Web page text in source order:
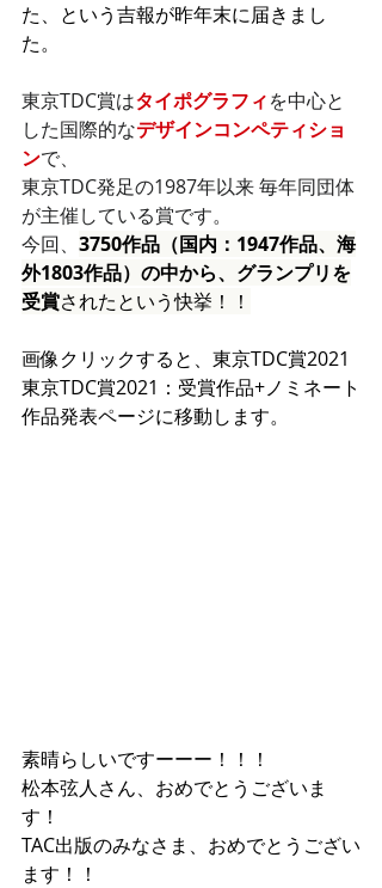
た、という吉報が昨年末に届きまし
た。
東京TDC賞はタイポグラフィを中心と
した国際的なデザインコンペティショ
ンで、
東京TDC発足の1987年以来 毎年同団体
が主催している賞です。
今回、 3750作品（国内：1947作品、海
外1803作品）の中から、グランプリを
受賞されたという快挙！！
画像クリックすると、東京TDC賞2021
東京TDC賞2021：受賞作品+ノミネート
作品発表ページに移動します。
素晴らしいですーーー！！！
松本弦人さん、おめでとうございま
す！
TAC出版のみなさま、おめでとうござい
ます！！